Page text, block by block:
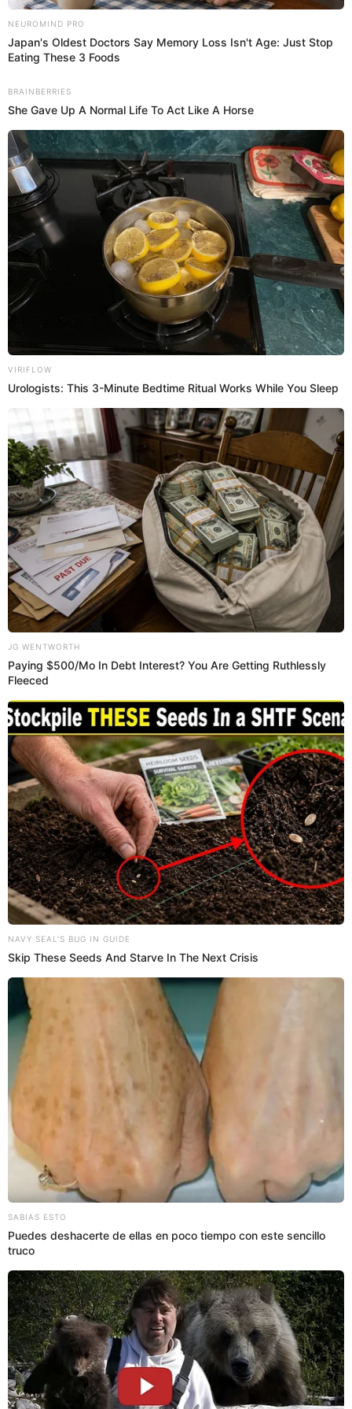
Tilsa Lozano compartió curioso mensaje tras polémica deuda de Juan
Manuel Vargas.
Este posteo se produce días después de que Cilloniz
revelara que el futbolista 'Loco' Vargas le debe 500 dólares
por daños ocasionados a una cama y un colchón king
Rosen durante su relación con la exconejita de Playboy.
Durante su reciente entrevista donde reveló la deuda del
exfutbolista, Daniela aseguró que Tilsa no se atrevería a
indignarse por las revelaciones hechas para Trome.
¿Qué dijo Daniela Cilloniz sobre Juan
Manuel Vargas?
el queJuan Manuel Vargas y Tilsa Lozano se alojaron en
su hotel. Aunque la idea era disfrutar de un merecido
descanso, la situación se complicó cuando Vargas,
desbordante de emoción, dañó el mobiliario de la
habitación. “Estaba tan emocionado que me rompió la
cama y el colchón”, expresóCilloniz, quien aún no ha
recibido compensación por los daños ocasionados.
La periodista no solo menciona las pérdidas materiales,
sino también las tensiones que surgieron entre ella y
Lozano tras el incidente. Cilloniz recordó que, después de